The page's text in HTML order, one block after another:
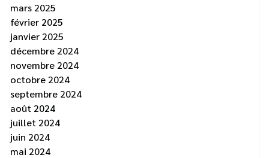
mars 2025
février 2025
janvier 2025
décembre 2024
novembre 2024
octobre 2024
septembre 2024
août 2024
juillet 2024
juin 2024
mai 2024